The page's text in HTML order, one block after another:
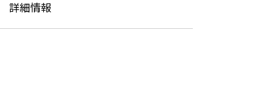
詳細情報